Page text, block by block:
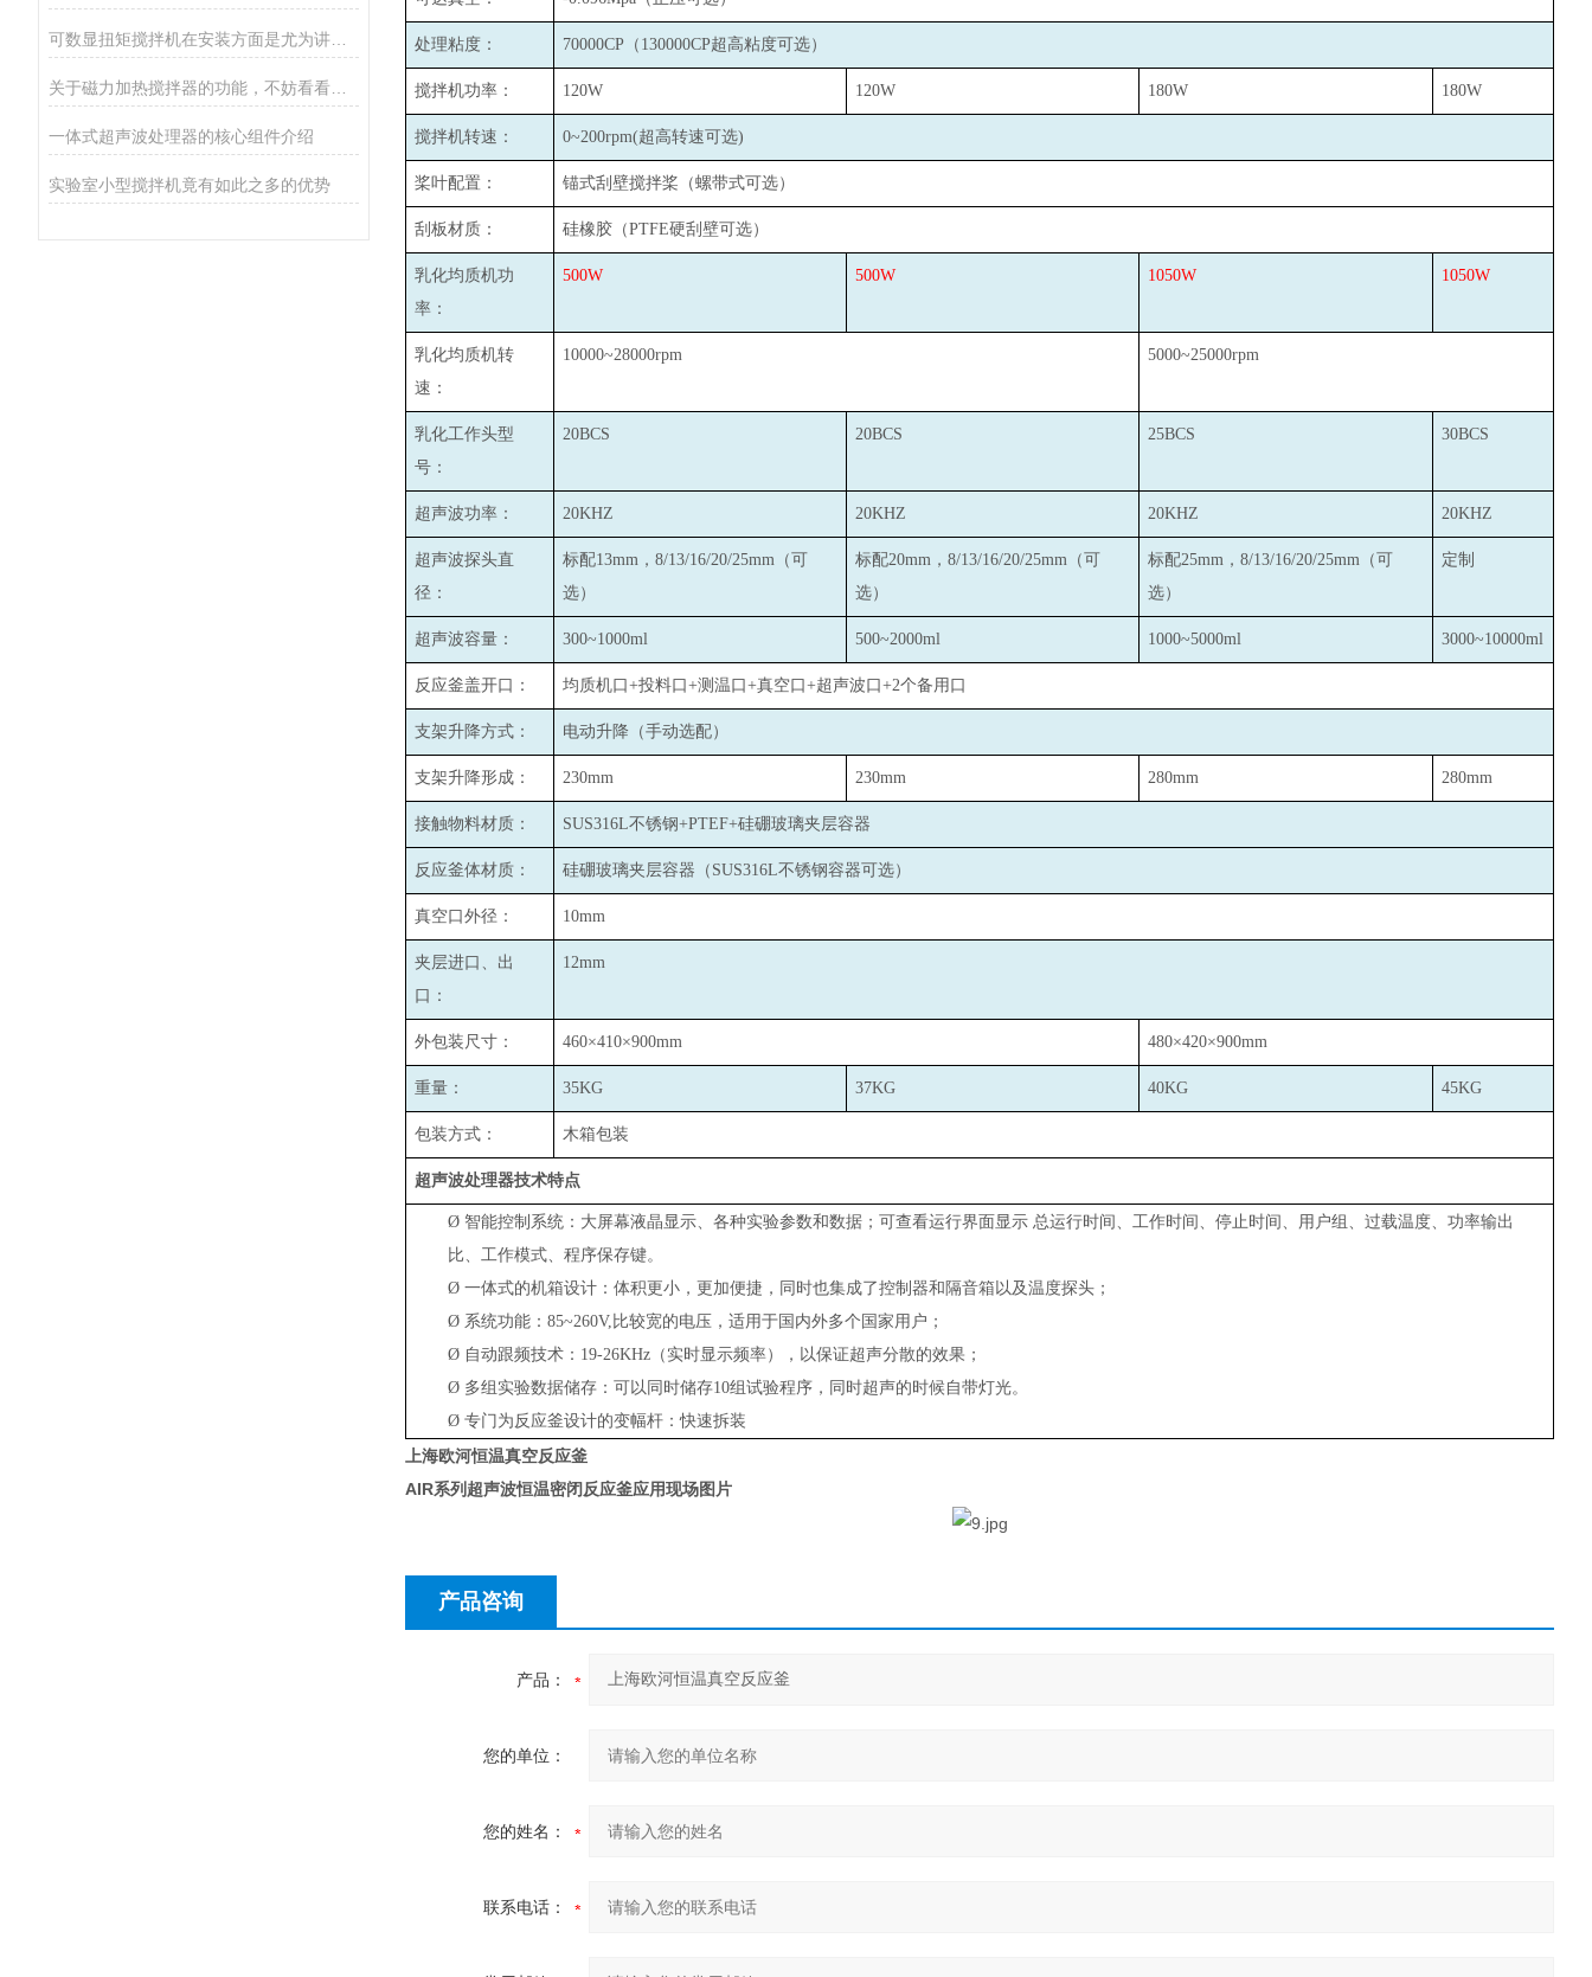
一体式超声波处理器的核心组件介绍
实验室小型搅拌机竟有如此之多的优势
处理粘度： 70000CP （130000CP超高粘度可选）
搅拌机功率： 120W 120W 180W 180W
搅拌机转速： 0~200rpm(超高转速可选)
桨叶配置： 锚式刮壁搅拌桨（螺带式可选）
刮板材质： 硅橡胶（PTFE硬刮壁可选）
乳化均质机功
率：
500W 500W 1050W 1050W
乳化均质机转
速：
10000~28000rpm 5000~25000rpm
乳化工作头型
号：
20BCS 20BCS 25BCS 30BCS
超声波功率： 20KHZ 20KHZ 20KHZ 20KHZ
超声波探头直
径：
标配13mm，8/13/16/20/25mm（可
选）
标配20mm，8/13/16/20/25mm（可
选）
标配25mm，8/13/16/20/25mm（可
选）
定制
超声波容量： 300~1000ml 500~2000ml 1000~5000ml 3000~10000ml
反应釜盖开口： 均质机口+投料口+测温口+真空口+超声波口+2个备用口
支架升降方式： 电动升降（手动选配）
支架升降形成： 230mm 230mm 280mm 280mm
接触物料材质： SUS316L不锈钢+PTEF+硅硼玻璃夹层容器
反应釜体材质： 硅硼玻璃夹层容器（SUS316L不锈钢容器可选）
真空口外径： 10mm
夹层进口、出
口：
12mm
外包装尺寸： 460×410×900mm 480×420×900mm
重量： 35KG 37KG 40KG 45KG
包装方式： 木箱包装
超声波处理器技术特点
Ø 智能控制系统：大屏幕液晶显示、各种实验参数和数据； 可查看运行界面显示 总运行时间、工作时间、停止时间、用户组、过载温度、功率输出
比、工作模式、程序保存键。
Ø 一体式的机箱设计：体积更小，更加便捷，同时也集成了控制器和隔音箱以及温度探头；
Ø 系统功能：85~260V,比较宽的电压，适用于国内外多个国家用户；
Ø 自动跟频技术：19-26KHz（实时显示频率），以保证超声分散的效果；
Ø 多组实验数据储存：可以同时储存10组试验程序，同时超声的时候自带灯光。
Ø 专门为反应釜设计的变幅杆：快速拆装
上海欧河恒温真空反应釜
AIR系列超声波恒温密闭反应釜应用现场图片
产品咨询
产品：
您的单位：
您的姓名：
联系电话：